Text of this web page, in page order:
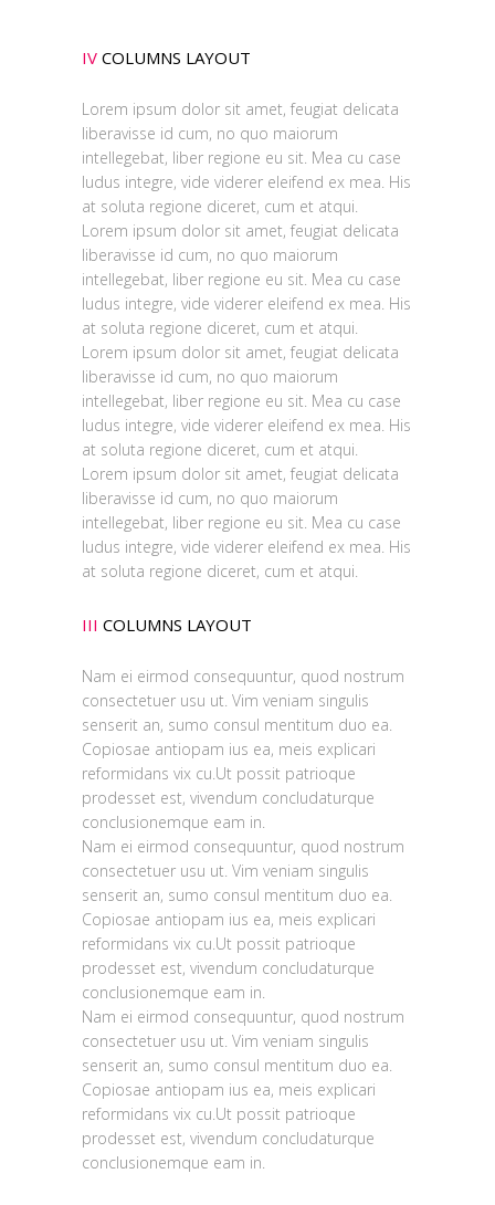
IV COLUMNS LAYOUT
Lorem ipsum dolor sit amet, feugiat delicata
liberavisse id cum, no quo maiorum
intellegebat, liber regione eu sit. Mea cu case
ludus integre, vide viderer eleifend ex mea. His
at soluta regione diceret, cum et atqui.
Lorem ipsum dolor sit amet, feugiat delicata
liberavisse id cum, no quo maiorum
intellegebat, liber regione eu sit. Mea cu case
ludus integre, vide viderer eleifend ex mea. His
at soluta regione diceret, cum et atqui.
Lorem ipsum dolor sit amet, feugiat delicata
liberavisse id cum, no quo maiorum
intellegebat, liber regione eu sit. Mea cu case
ludus integre, vide viderer eleifend ex mea. His
at soluta regione diceret, cum et atqui.
Lorem ipsum dolor sit amet, feugiat delicata
liberavisse id cum, no quo maiorum
intellegebat, liber regione eu sit. Mea cu case
ludus integre, vide viderer eleifend ex mea. His
at soluta regione diceret, cum et atqui.
III COLUMNS LAYOUT
Nam ei eirmod consequuntur, quod nostrum
consectetuer usu ut. Vim veniam singulis
senserit an, sumo consul mentitum duo ea.
Copiosae antiopam ius ea, meis explicari
reformidans vix cu.Ut possit patrioque
prodesset est, vivendum concludaturque
conclusionemque eam in.
Nam ei eirmod consequuntur, quod nostrum
consectetuer usu ut. Vim veniam singulis
senserit an, sumo consul mentitum duo ea.
Copiosae antiopam ius ea, meis explicari
reformidans vix cu.Ut possit patrioque
prodesset est, vivendum concludaturque
conclusionemque eam in.
Nam ei eirmod consequuntur, quod nostrum
consectetuer usu ut. Vim veniam singulis
senserit an, sumo consul mentitum duo ea.
Copiosae antiopam ius ea, meis explicari
reformidans vix cu.Ut possit patrioque
prodesset est, vivendum concludaturque
conclusionemque eam in.